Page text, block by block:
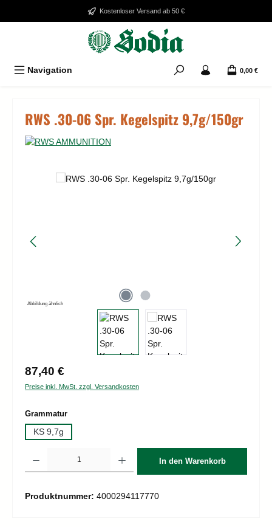
Zum Hauptinhalt springenKostenloser Versand ab 50 €
Navigation 0,00 €
RWS .30-06 Spr. Kegelspitz 9,7g/150gr
Bildergalerie überspringen
Abbildung ähnlich
Regulärer Preis:
87,40 €
Preise inkl. MwSt. zzgl. Versandkosten
Grammaturauswählen
KS 9,7g
In den Warenkorb
Produktnummer: 4000294117770